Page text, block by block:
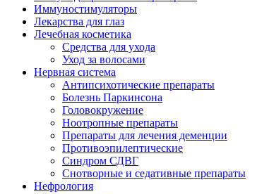
Иммуностимуляторы
Лекарства для глаз
Лечебная косметика
Средства для ухода
Уход за волосами
Нервная система
Антипсихотические препараты
Болезнь Паркинсона
Головокружение
Ноотропные препараты
Препараты для лечения деменции
Противоэпилептические
Синдром СДВГ
Снотворные и седативные препараты
Нефрология